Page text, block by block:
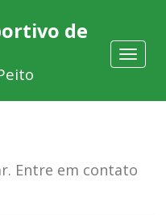
Toggle
de
Entre em contato